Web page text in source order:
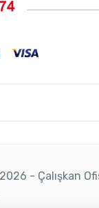
- Çalışkan